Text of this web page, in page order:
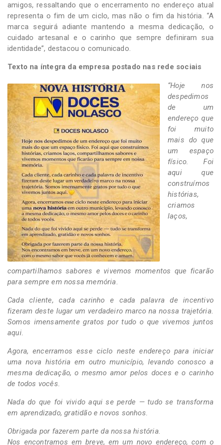
amigos, ressaltando que o encerramento no endereço atual
representa o fim de um ciclo, mas não o fim da história. “A
marca seguirá adiante mantendo a mesma dedicação, o
cuidado artesanal e o carinho que sempre definiram sua
identidade”, destacou o comunicado.
Texto na íntegra da empresa postado nas rede sociais
“Hoje nos
despedimos
de um
endereço que
foi muito
mais do que
um espaço
físico. Foi
aqui que
construímos
histórias,
criamos
laços,
compartilhamos sabores e vivemos momentos que ficarão
para sempre em nossa memória.
Cada cliente, cada carinho e cada palavra de incentivo
fizeram deste lugar um verdadeiro marco na nossa trajetória.
Somos imensamente gratos por tudo o que vivemos juntos
aqui.
Agora, encerramos esse ciclo neste endereço para iniciar
uma nova história em outro município, levando conosco a
mesma dedicação, o mesmo amor pelos doces e o carinho
de todos vocês.
Nada do que foi vivido aqui se perde — tudo se transforma
em aprendizado, gratidão e novos sonhos.
Obrigada por fazerem parte da nossa história.
Nos encontramos em breve, em um novo endereço, com o